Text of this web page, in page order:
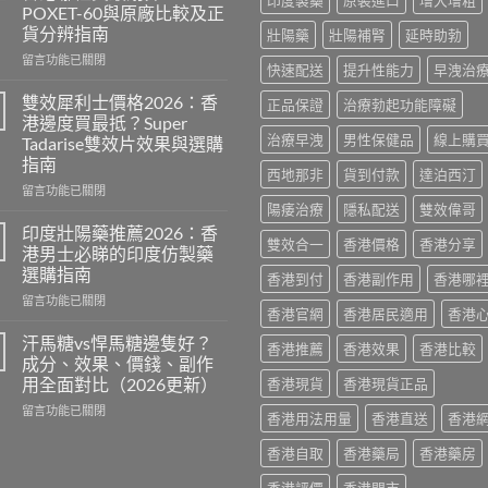
POXET-60與原廠比較及正
貨分辨指南
在
利
勁
印
度
版
價
2026：
香
港
哪
裡
最
划
算？
POXET-
60
留言功能已關閉
雙效犀利士價格2026：香
港邊度買最抵？Super
Tadarise雙效片效果與選購
指南
在
效
犀
利
士
價
2026：
香
港
邊
度
留言功能已關閉
印度壯陽藥推薦2026：香
港男士必睇的印度仿製藥
選購指南
在
度
壯
陽
藥
推
留言功能已關閉
汗馬糖vs悍馬糖邊隻好？
成分、效果、價錢、副作
用全面對比（2026更新）
在
留言功能已關閉
壯陽藥
壯陽補腎
延時助勃
快速配送
提升性能力
早洩治療
正品保證
治療勃起功能障礙
治療早洩
男性保健品
線上購買
西地那非
貨到付款
達泊西汀
陽痿治療
隱私配送
雙效偉哥
雙效合一
香港價格
香港分享
香港到付
香港副作用
香港哪
香港官網
香港居民適用
香港
香港推薦
香港效果
香港比較
香港現貨
香港現貨正品
香港用法用量
香港直送
香港
香港自取
香港藥局
香港藥房